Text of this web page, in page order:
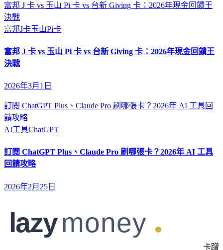
富邦 J 卡 vs 玉山 Pi 卡 vs 台新 Giving 卡：2026年現金回饋王
決戰
富邦J卡玉山Pi卡
富邦 J 卡 vs 玉山 Pi 卡 vs 台新 Giving 卡：2026年現金回饋王
決戰
2026年3月1日
訂閱 ChatGPT Plus、Claude Pro 刷哪張卡？2026年 AI 工具回
饋攻略
AI工具ChatGPT
訂閱 ChatGPT Plus、Claude Pro 刷哪張卡？2026年 AI 工具
回饋攻略
2026年2月25日
卡蹭